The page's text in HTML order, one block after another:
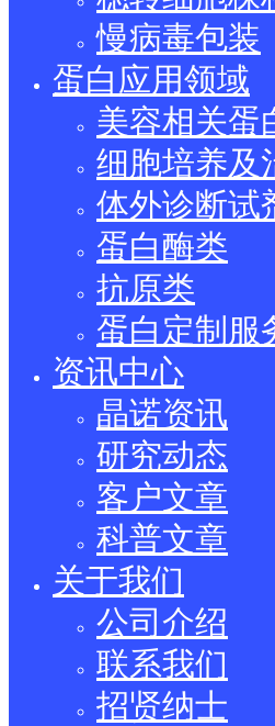
慢病毒包装
蛋白应用领域
美容相关蛋
细胞培养及
体外诊断试
蛋白酶类
抗原类
蛋白定制服
资讯中心
晶诺资讯
研究动态
客户文章
科普文章
关于我们
公司介绍
联系我们
招贤纳士